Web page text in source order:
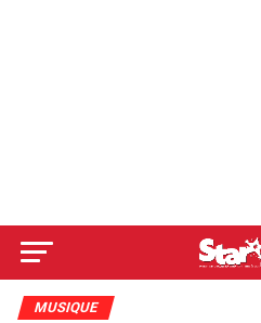
MUSIQUE